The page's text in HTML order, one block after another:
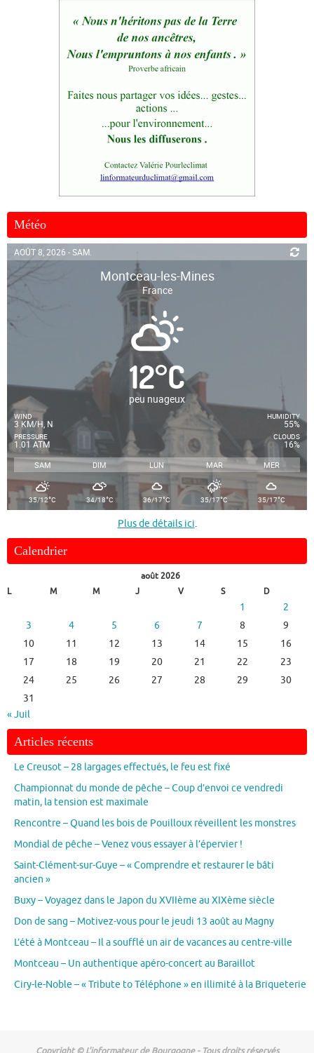
Météo
AOÛT 8, 2026 - SAM.
Montceau-les-Mines
France
12°C
peu nuageux
WIND
3 KM/H, N
PRESSURE
1.01 ATM
HUMIDITY
55%
CLOUDS
16%
SAM DIM LUN MAR MER
35/12°C 34/18°C 36/17°C 35/17°C 35/17°C
Plus de détails ici.
Calendrier
août 2026
L
M M J V S D
1
2
3
4 5 6 7 8
9
10
11 12 13 14 15
16
17
18 19 20 21 22
23
24
25 26 27 28 29
30
31
« Juil
Articles récents
Le Creusot – 28 largages effectués, le feu est fixé
Championnat du monde de pêche – Coup d’envoi ce vendredi
matin, la tension est maximale
Rencontre – Quand les bois de Pouilloux réveillent les monstres
Mondial de pêche – Venez vous essayer à l’épervier !
Saint-Clément-sur-Guye – « Comprendre et restaurer le bâti
ancien »
Buxy – Voyagez dans le Japon du XVIIème au XIXème siècle
Don de sang – Motivez-vous pour le jeudi 13 août au Magny
L’été à Montceau – Il a soufflé un air de vacances au centre-ville
Montceau – Un authentique apéro-concert au Baraillot
Ciry-le-Noble – « Tribute to Téléphone » en illimité à la Briqueterie